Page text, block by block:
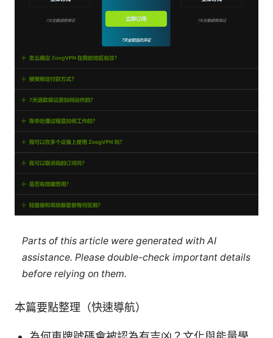
Parts of this article were generated with AI
assistance. Please double-check important details
before relying on them.
本篇要點整理（快速導航）